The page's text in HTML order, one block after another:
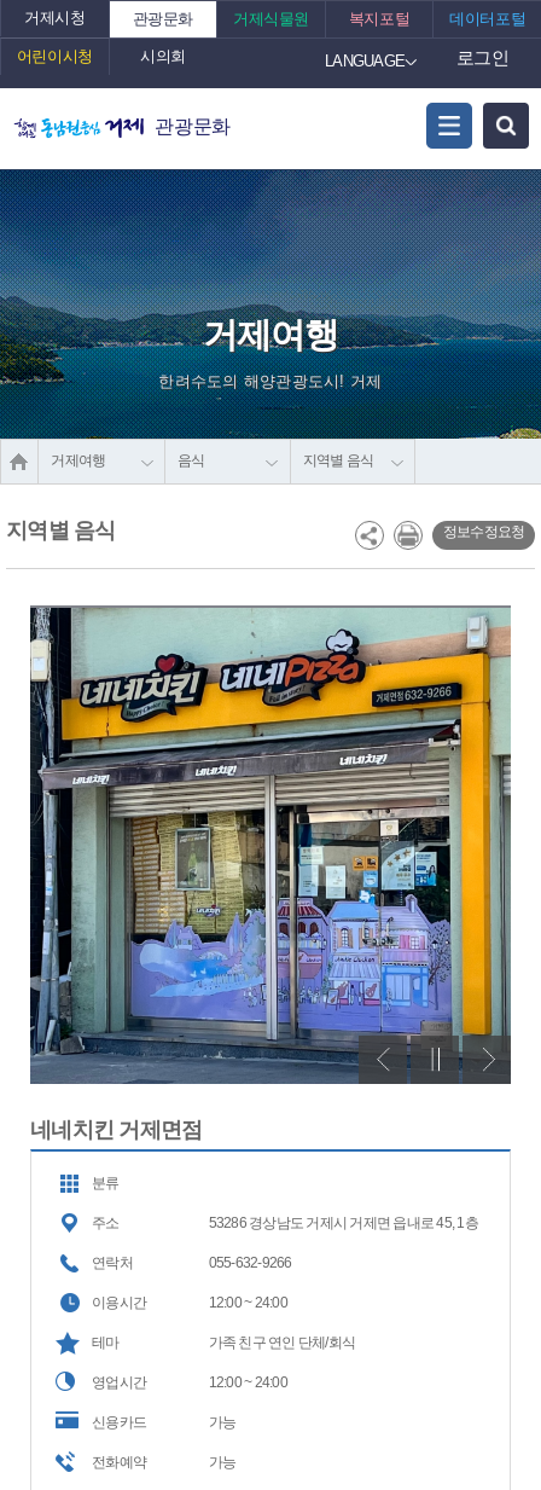
거제시청 관광문화 거제식물원 복지포털 데이터포털
어린이시청 시의회 LANGUAGE 로그인
관광문화
거제여행
한려수도의 해양관광도시! 거제
거제여행 음식 지역별 음식
지역별 음식 정보수정요청
네네치킨 거제면점
분류
주소 53286 경상남도 거제시 거제면 읍내로 45, 1층
연락처 055-632-9266
이용시간 12:00 ~ 24:00
테마 가족 친구 연인 단체/회식
영업시간 12:00 ~ 24:00
신용카드 가능
전화예약 가능